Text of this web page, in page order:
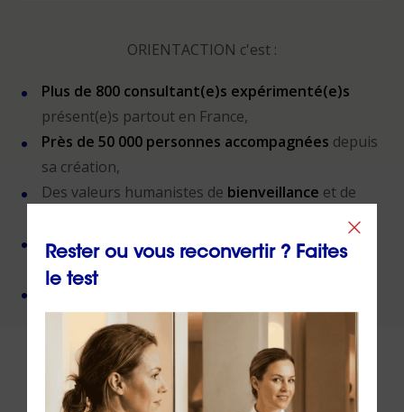
ORIENTACTION c'est :
Plus de 800 consultant(e)s expérimenté(e)s
présent(e)s partout en France,
Près de 50 000 personnes accompagnées depuis
sa création,
Des valeurs humanistes de bienveillance et de
Une méthode créée parun docteur en
psychologie
Rester ou vous reconvertir ? Faites
le test